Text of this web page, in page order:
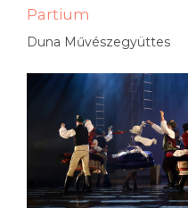
Partium
Duna Művészegyüttes